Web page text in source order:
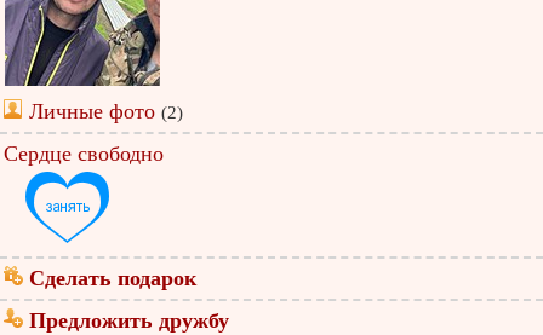
Личные фото (2)
Сердце свободно
Сделать подарок
Предложить дружбу